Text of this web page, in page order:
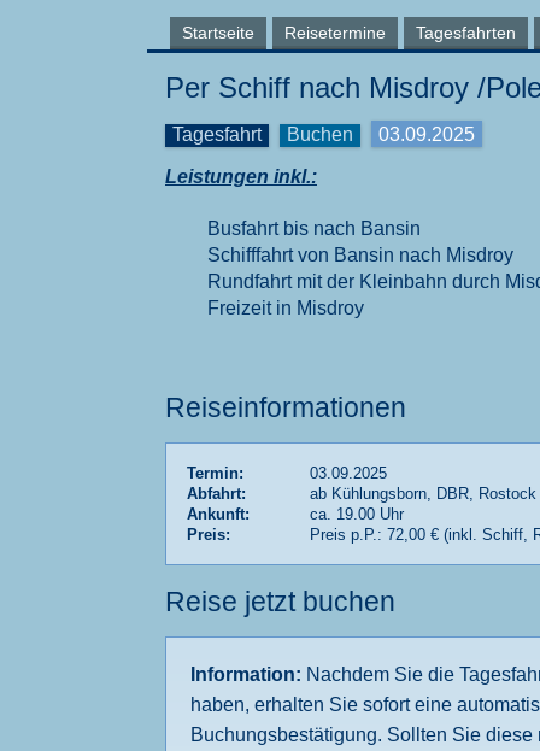
Startseite Reisetermine Tagesfahrten
Per Schiff nach Misdroy /
Tagesfahrt Buchen
03.09.2025
Leistungen inkl.:
Busfahrt bis nach Bansin
Schifffahrt von Bansin nach Misdroy
Rundfahrt mit der Kleinbahn durch
Freizeit in Misdroy
Reiseinformationen
Termin:
03.09.2025
Abfahrt:
ab Kühlungsborn, DBR, Rostock
Ankunft:
ca. 19.00 Uhr
Preis:
Preis p.P.: 72,00 € (inkl. Schiff,
Reise jetzt buchen
Information: Nachdem Sie die
haben, erhalten Sie sofort eine
Buchungsbestätigung. Sollten Sie